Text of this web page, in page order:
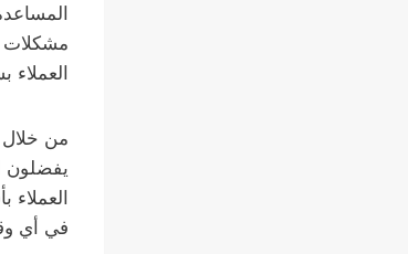
مشكلات
العملاء
من خلال
يفضلون
في أي